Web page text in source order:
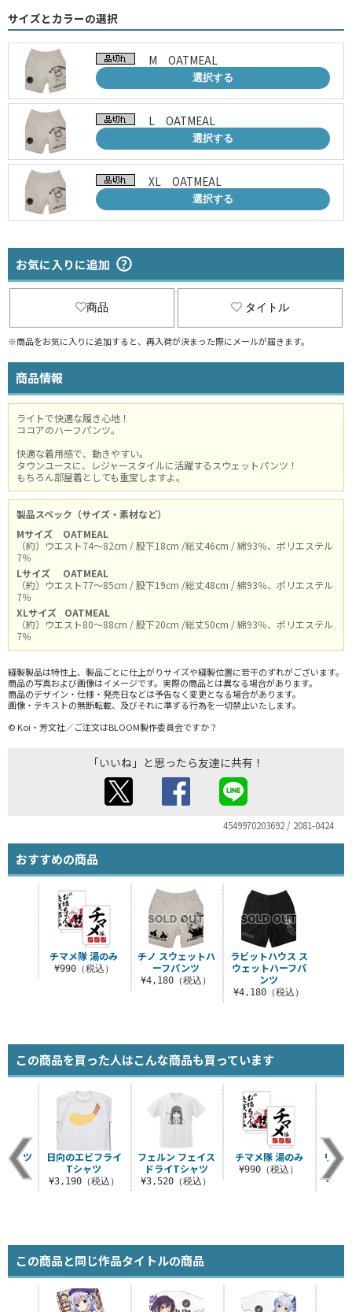
サイズとカラーの選択
M OATMEAL
選択する
L OATMEAL
選択する
XL OATMEAL
選択する
お気に入りに追加
商品 タイトル
※商品をお気に入りに追加すると、再入荷が決まった際にメールが届きます。
商品情報
ライトで快適な履き心地！
ココアのハーフパンツ。
快適な着用感で、動きやすい。
タウンユースに、レジャースタイルに活躍するスウェットパンツ！
もちろん部屋着としても重宝しますよ。
製品スペック（サイズ・素材など）
Mサイズ
OATMEAL
（約）ウエスト74～82cm / 股下18cm /総丈46cm / 綿93％、ポリエステル
7％
Lサイズ
OATMEAL
（約）ウエスト77～85cm / 股下19cm /総丈48cm / 綿93％、ポリエステル
7％
XLサイズ
OATMEAL
（約）ウエスト80～88cm / 股下20cm /総丈50cm / 綿93％、ポリエステル
7％
縫製製品は特性上、製品ごとに仕上がりサイズや縫製位置に若干のずれがございます。
商品の写真および画像はイメージです。実際の商品とは異なる場合があります。
商品のデザイン・仕様・発売日などは予告なく変更となる場合があります。
画像・テキストの無断転載、及びそれに準ずる行為を一切禁止いたします。
© Koi・芳文社／ご注文はBLOOM製作委員会ですか？
「いいね」と思ったら友達に共有！
4549970203692 / 2081-0424
おすすめの商品
チノ スウェットハ
ーフパンツ
¥4,180（税込）
ラビットハウス ス
ウェットハーフパ
ンツ
¥4,180（税込）
チマメ隊 湯のみ
¥990（税込）
この商品を買った人はこんな商品も買っています
フェルン フェイス
ドライTシャツ
¥3,520（税込）
チマメ隊 湯のみ
¥990（税込）
リン
ル
ャツ
込）
日向のエビフライ
Tシャツ
¥3,190（税込）
この商品と同じ作品タイトルの商品